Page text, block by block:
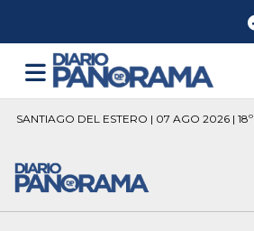
SANTIAGO DEL ESTERO | 07 AGO 2026 | 18º